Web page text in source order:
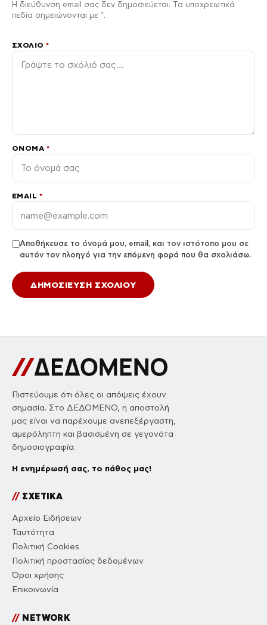
Η διεύθυνση email σας δεν δημοσιεύεται. Τα υποχρεωτικά
πεδία σημειώνονται με *.
ΣΧΌΛΙΟ*
ΌΝΟΜΑ *
EMAIL *
Αποθήκευσε το όνομά μου, email, και τον ιστότοπο μου σε
αυτόν τον πλοηγό για την επόμενη φορά που θα σχολιάσω.
Πιστεύουμε ότι όλες οι απόψεις έχουν
σημασία. Στο ΔΕΔΟΜΕΝΟ, η αποστολή
μας είναι να παρέχουμε ανεπεξέργαστη,
αμερόληπτη και βασισμένη σε γεγονότα
δημοσιογραφία.
Η ενημέρωσή σας, το πάθος μας!
//ΣΧΕΤΙΚΑ
Αρχείο Ειδήσεων
Ταυτότητα
Πολιτική Cookies
Πολιτική προστασίας δεδομένων
Όροι χρήσης
Επικοινωνία
//NETWORK